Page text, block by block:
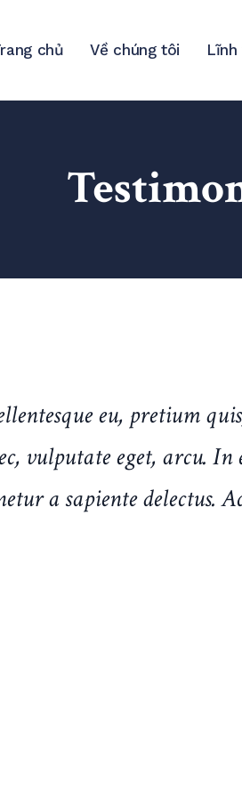
chủ Về chúng tôi
eu, pretium
vulputate eget, arcu.
a sapiente delectus.